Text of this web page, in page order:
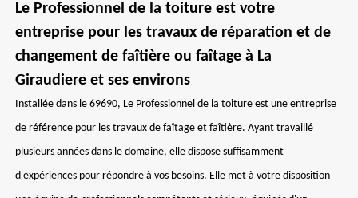
Le Professionnel de la toiture est votre
entreprise pour les travaux de réparation et de
changement de faîtière ou faîtage à La
Giraudiere et ses environs
Installée dans le 69690, Le Professionnel de la toiture est une entreprise
de référence pour les travaux de faîtage et faîtière. Ayant travaillé
plusieurs années dans le domaine, elle dispose suffisamment
d'expériences pour répondre à vos besoins. Elle met à votre disposition